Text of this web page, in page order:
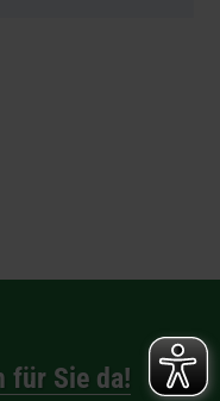
für Sie da!